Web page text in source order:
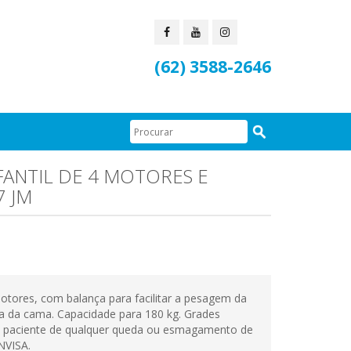
(62) 3588-2646
DE 4 MOTORES E
JM
com balança para facilitar a pesagem da
cama. Capacidade para 180 kg. Grades
de qualquer queda ou esmagamento de